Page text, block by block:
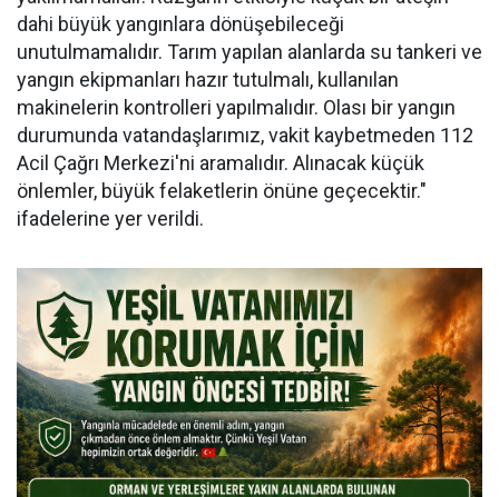
dahi büyük yangınlara dönüşebileceği
unutulmamalıdır. Tarım yapılan alanlarda su tankeri ve
yangın ekipmanları hazır tutulmalı, kullanılan
makinelerin kontrolleri yapılmalıdır. Olası bir yangın
durumunda vatandaşlarımız, vakit kaybetmeden 112
Acil Çağrı Merkezi'ni aramalıdır. Alınacak küçük
önlemler, büyük felaketlerin önüne geçecektir."
ifadelerine yer verildi.